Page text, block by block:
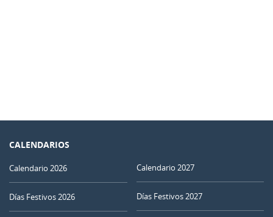
CALENDARIOS
Calendario 2026
Días Festivos 2026
Calendario 2027
Días Festivos 2027